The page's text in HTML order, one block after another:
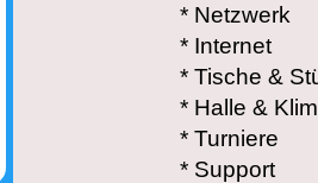
* Netzwerk
* Internet
* Tische &
* Halle &
* Turniere
* Support